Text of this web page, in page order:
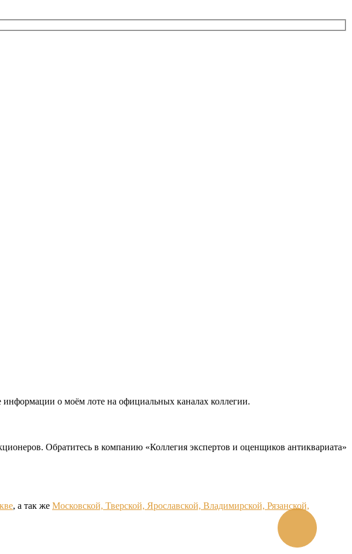
информации о моём лоте на официальных каналах коллегии.
Обратитесь в компанию «Коллегия экспертов и оценщиков антиквариата»
, а так же Московской, Тверской, Ярославской, Владимирской, Рязанской,